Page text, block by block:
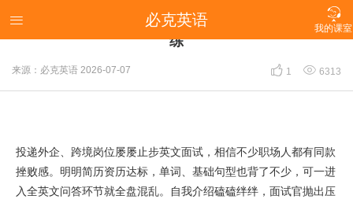

我的课室
 必克英语
外企面试屡战屡败？原来差这一套口语场景模拟训
练
来源：必克英语 2026-07-07  1  6313
投递外企、跨境岗位屡屡止步英文面试，相信不少职场人都有同款
挫败感。明明简历资历达标，单词、基础句型也背了不少，可一进
入全英文问答环节就全盘混乱。自我介绍磕磕绊绊，面试官抛出压